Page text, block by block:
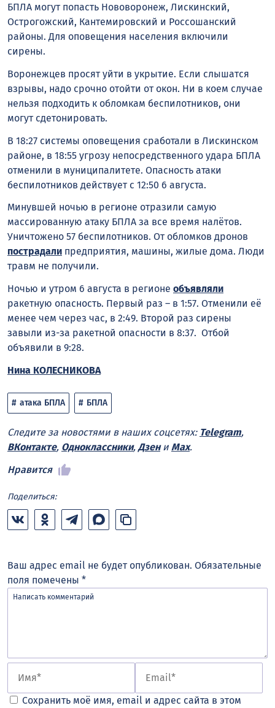
БПЛА могут попасть Нововоронеж, Лискинский,
Острогожский, Кантемировский и Россошанский
районы. Для оповещения населения включили
сирены.
Воронежцев просят уйти в укрытие. Если слышатся
взрывы, надо срочно отойти от окон. Ни в коем случае
нельзя подходить к обломкам беспилотников, они
могут сдетонировать.
В 18:27 системы оповещения сработали в Лискинском
районе, в 18:55 угрозу непосредственного удара БПЛА
отменили в муниципалитете. Опасность атаки
беспилотников действует с 12:50 6 августа.
Минувшей ночью в регионе отразили самую
массированную атаку БПЛА за все время налётов.
Уничтожено 57 беспилотников. От обломков дронов
пострадали предприятия, машины, жилые дома. Люди
травм не получили.
Ночью и утром 6 августа в регионе объявляли
ракетную опасность. Первый раз – в 1:57. Отменили её
менее чем через час, в 2:49. Второй раз сирены
завыли из-за ракетной опасности в 8:37. Отбой
объявили в 9:28.
Нина КОЛЕСНИКОВА
атака БПЛА БПЛА
Следите за новостями в наших соцсетях: Telegram,
ВКонтакте, Одноклассники, Дзени Max.
Нравится
Поделиться:
Ваш адрес email не будет опубликован. Обязательные
поля помечены *
Сохранить моё имя, email и адрес сайта в этом